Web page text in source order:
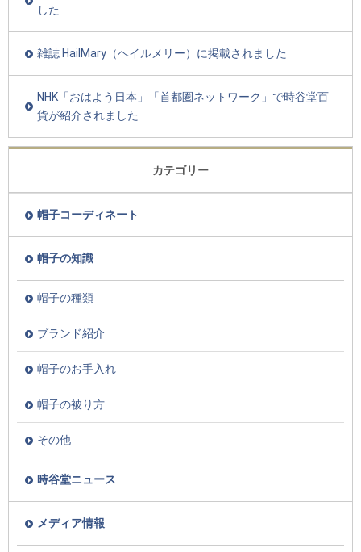
した
雑誌 HailMary（ヘイルメリー）に掲載されました
NHK「おはよう日本」「首都圏ネットワーク」で時谷堂百
貨が紹介されました
カテゴリー
帽子コーディネート
帽子の知識
帽子の種類
ブランド紹介
帽子のお手入れ
帽子の被り方
その他
時谷堂ニュース
メディア情報